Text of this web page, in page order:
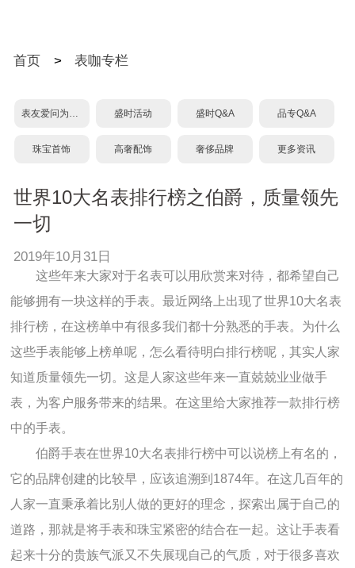
首页 > 表咖专栏
表友爱问为什么？ 盛时活动 盛时Q&A 品专Q&A
珠宝首饰 高奢配饰 奢侈品牌 更多资讯
世界10大名表排行榜之伯爵，质量领先
一切
2019年10月31日
这些年来大家对于名表可以用欣赏来对待，都希望自己
能够拥有一块这样的手表。最近网络上出现了世界10大名表
排行榜，在这榜单中有很多我们都十分熟悉的手表。为什么
这些手表能够上榜单呢，怎么看待明白排行榜呢，其实人家
知道质量领先一切。这是人家这些年来一直兢兢业业做手
表，为客户服务带来的结果。在这里给大家推荐一款排行榜
中的手表。
伯爵手表在世界10大名表排行榜中可以说榜上有名的，
它的品牌创建的比较早，应该追溯到1874年。在这几百年的
人家一直秉承着比别人做的更好的理念，探索出属于自己的
道路，那就是将手表和珠宝紧密的结合在一起。这让手表看
起来十分的贵族气派又不失展现自己的气质，对于很多喜欢